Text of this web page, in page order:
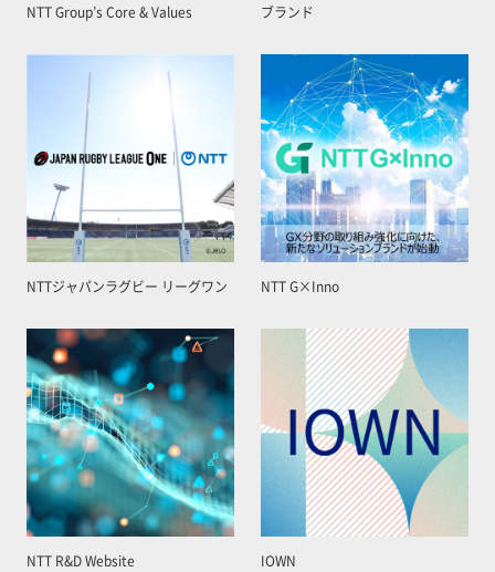
NTT Group’s Core & Values ブランド
NTTジャパンラグビー リーグワン NTT G×Inno
NTT R&D Website IOWN